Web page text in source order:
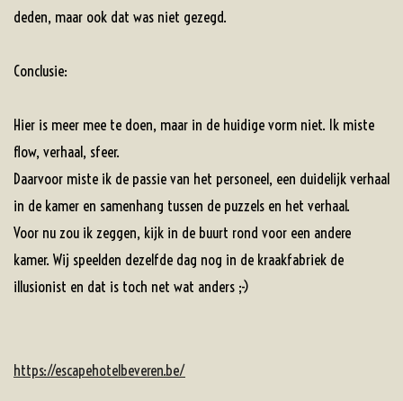
deden, maar ook dat was niet gezegd.
Conclusie:
Hier is meer mee te doen, maar in de huidige vorm niet. Ik miste
flow, verhaal, sfeer.
Daarvoor miste ik de passie van het personeel, een duidelijk verhaal
in de kamer en samenhang tussen de puzzels en het verhaal.
Voor nu zou ik zeggen, kijk in de buurt rond voor een andere
kamer. Wij speelden dezelfde dag nog in de kraakfabriek de
illusionist en dat is toch net wat anders ;-)
https://escapehotelbeveren.be/